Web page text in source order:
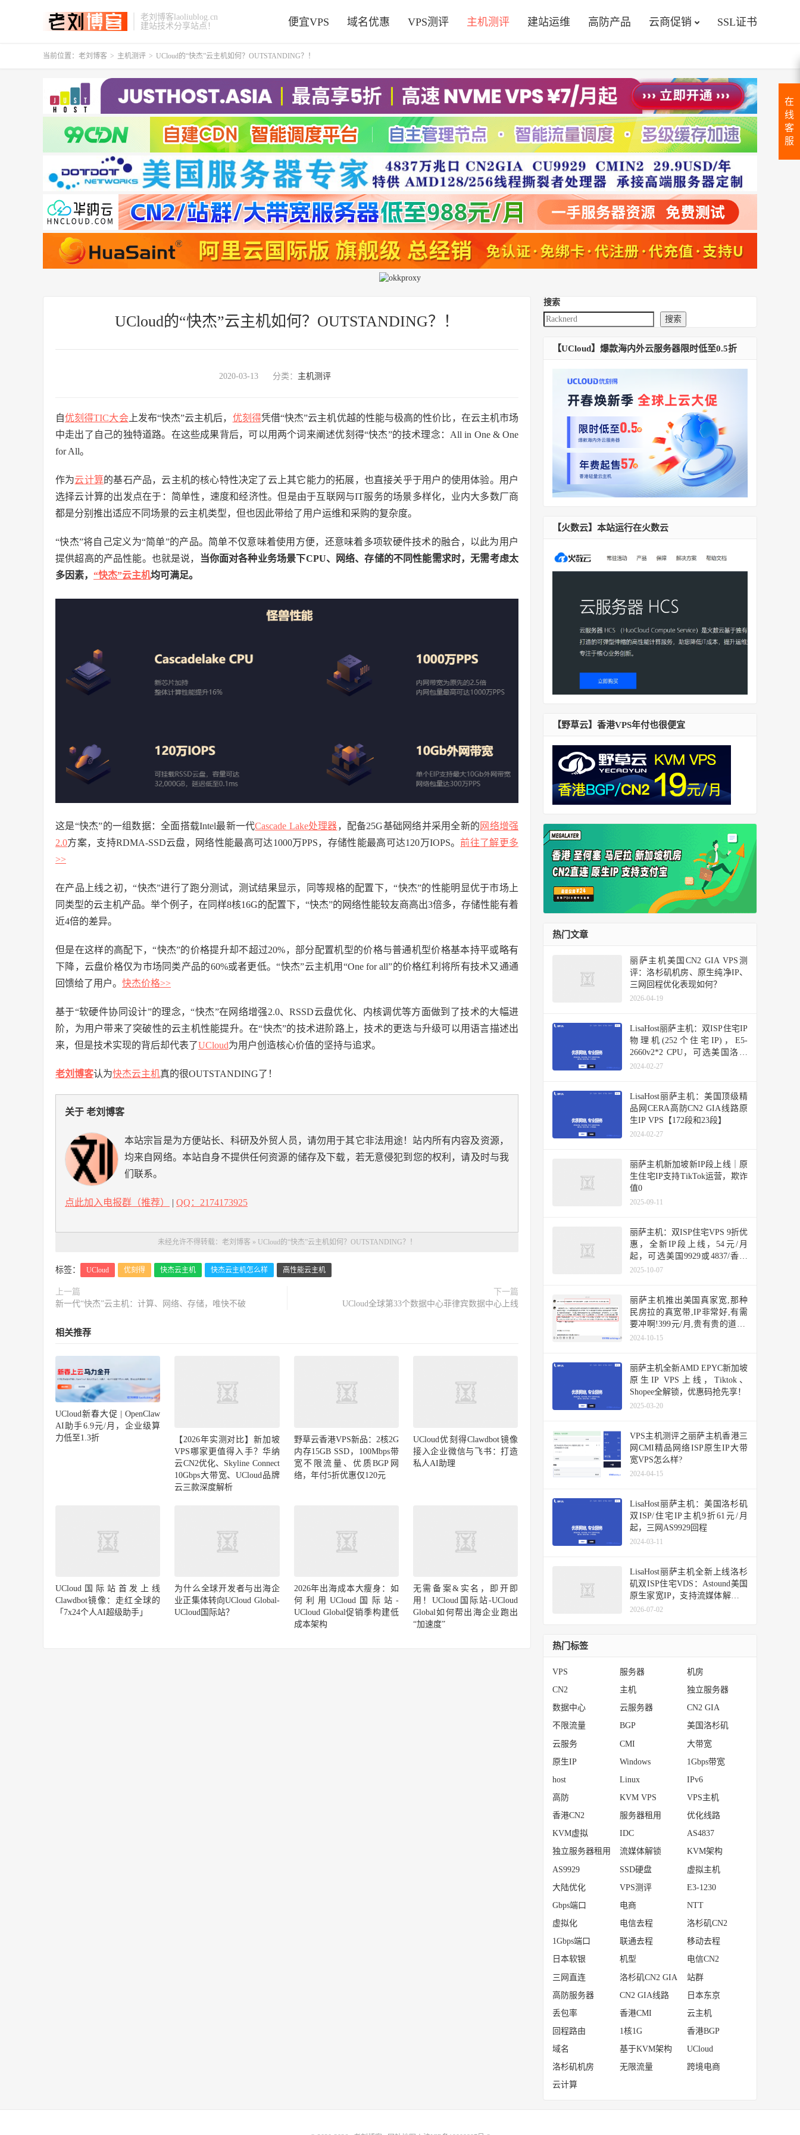
老刘博客laoliublog.cn
建站技术分享站点！
便宜VPS 域名优惠 VPS测评 主机测评 建站运维 高防产品 云商促销 SSL证书
当前位置： 老刘博客 > 主机测评 > UCloud的“快杰”云主机如何？OUTSTANDING？！
UCloud的“快杰”云主机如何？OUTSTANDING？！
2020-03-13 分类： 主机测评
自优刻得TIC大会上发布“快杰”云主机后， 优刻得凭借“快杰”云主机优越的性能与极高的性价比，在云主机市场
中走出了自己的独特道路。在这些成果背后，可以用两个词来阐述优刻得“快杰”的技术理念：All in One & One
for All。
作为云计算的基石产品，云主机的核心特性决定了云上其它能力的拓展，也直接关乎于用户的使用体验。用户
选择云计算的出发点在于：简单性，速度和经济性。但是由于互联网与IT服务的场景多样化，业内大多数厂商
都是分别推出适应不同场景的云主机类型，但也因此带给了用户运维和采购的复杂度。
“快杰”将自己定义为“简单”的产品。简单不仅意味着使用方便，还意味着多项软硬件技术的融合，以此为用户
提供超高的产品性能。也就是说，
当你面对各种业务场景下CPU、网络、存储的不同性能需求时，无需考虑太
多因素， “快杰”云主机均可满足。
这是“快杰”的一组数据：全面搭载Intel最新一代Cascade Lake处理器，配备25G基础网络并采用全新的 网络增强
2.0方案，支持RDMA-SSD云盘，网络性能最高可达1000万PPS，存储性能最高可达120万IOPS。前往了解更多
>>
在产品上线之初，“快杰”进行了跑分测试，测试结果显示，同等规格的配置下，“快杰”的性能明显优于市场上
同类型的云主机产品。举个例子，在同样8核16G的配置下，“快杰”的网络性能较友商高出3倍多，存储性能有着
近4倍的差异。
但是在这样的高配下，“快杰”的价格提升却不超过20%，部分配置机型的价格与普通机型价格基本持平或略有
下降，云盘价格仅为市场同类产品的60%或者更低。“快杰”云主机用“One for all”的价格红利将所有技术又通通
回馈给了用户。 快杰价格>>
基于“软硬件协同设计”的理念，“快杰”在网络增强2.0、RSSD云盘优化、内核调优等方面做到了技术的大幅进
阶，为用户带来了突破性的云主机性能提升。在“快杰”的技术进阶路上，技术的更迭与升级可以用语言描述出
来，但是技术实现的背后却代表了UCloud为用户创造核心价值的坚持与追求。
老刘博客认为快杰云主机真的很OUTSTANDING了！
关于 老刘博客
本站宗旨是为方便站长、科研及外贸人员，请勿用于其它非法用途！站内所有内容及资源，
均来自网络。本站自身不提供任何资源的储存及下载，若无意侵犯到您的权利，请及时与我
们联系。
点此加入电报群（推荐） | QQ：2174173925
未经允许不得转载： 老刘博客 » UCloud的“快杰”云主机如何？OUTSTANDING？！
标签： UCloud 优刻得 快杰云主机 快杰云主机怎么样 高性能云主机
上一篇
新一代“快杰”云主机：计算、网络、存储，唯快不破
下一篇
UCloud全球第33个数据中心菲律宾数据中心上线
相关推荐
UCloud新春大促 | OpenClaw
AI助手6.9元/月，企业级算
力低至1.3折
【2026年实测对比】新加坡
VPS哪家更值得入手？华纳
云CN2优化、Skyline Connect
10Gbps大带宽、UCloud品牌
云三款深度解析
野草云香港VPS新品：2核2G
内存15GB SSD，100Mbps带
宽不限流量、优质BGP网
络，年付5折优惠仅120元
UCloud优刻得Clawdbot镜像
接入企业微信与飞书：打造
私人AI助理
UCloud国际站首发上线
Clawdbot镜像：走红全球的
「7x24个人AI超级助手」
为什么全球开发者与出海企
业正集体转向UCloud Global-
UCloud国际站？
2026年出海成本大瘦身：如
何利用UCloud国际站-
UCloud Global促销季构建低
成本架构
无需备案&实名，即开即
用！UCloud国际站-UCloud
Global如何帮出海企业跑出
“加速度”
搜索
搜索
【UCloud】爆款海内外云服务器限时低至0.5折
【火数云】本站运行在火数云
【野草云】香港VPS年付也很便宜
热门文章
丽萨主机美国CN2 GIA VPS测
评：洛杉矶机房、原生纯净IP、
三网回程优化表现如何？
2026-04-19
LisaHost丽萨主机：双ISP住宅IP
物理机(252个住宅IP)，E5-
2660v2*2 CPU，可选美国洛杉
矶三网回程CN2 GIA国际精品网
2024-02-27
LisaHost丽萨主机：美国顶级精
品网CERA高防CN2 GIA线路原
生IP VPS【172段和23段】
2024-02-27
丽萨主机新加坡新IP段上线｜原
生住宅IP支持TikTok运营，欺诈
值0
2025-09-11
丽萨主机：双ISP住宅VPS 9折优
惠，全新IP段上线，54元/月
起，可选美国9929或4837/香港
CMI/台湾省/新加坡/日本原生IP
2025-10-07
丽萨主机推出美国真家宽,那种
民房拉的真宽带,IP非常好,有需
要冲啊!399元/月,贵有贵的道理,
解锁所有美区服务,陨石级稀缺,
2024-10-15
丽萨主机全新AMD EPYC新加坡
原生IP VPS上线，Tiktok、
Shopee全解锁，优惠码抢先享！
2025-03-20
VPS主机测评之丽萨主机香港三
网CMI精品网络ISP原生IP大带
宽VPS怎么样?
2024-04-15
LisaHost丽萨主机：美国洛杉矶
双ISP/住宅IP主机9折61元/月
起，三网AS9929回程
2024-03-11
LisaHost丽萨主机全新上线洛杉
矶双ISP住宅VDS：Astound美国
原生家宽IP，支持流媒体解锁与
跨境应用
2026-07-02
热门标签
VPS 服务器 机房
CN2 主机 独立服务器
数据中心 云服务器 CN2 GIA
不限流量 BGP 美国洛杉矶
云服务 CMI 大带宽
原生IP Windows 1Gbps带宽
host Linux IPv6
高防 KVM VPS VPS主机
香港CN2 服务器租用 优化线路
KVM虚拟 IDC AS4837
独立服务器租用 流媒体解锁 KVM架构
AS9929 SSD硬盘 虚拟主机
大陆优化 VPS测评 E3-1230
Gbps端口 电商 NTT
虚拟化 电信去程 洛杉矶CN2
1Gbps端口 联通去程 移动去程
日本软银 机型 电信CN2
三网直连 洛杉矶CN2 GIA 站群
高防服务器 CN2 GIA线路 日本东京
丢包率 香港CMI 云主机
回程路由 1核1G 香港BGP
域名 基于KVM架构 UCloud
洛杉矶机房 无限流量 跨境电商
云计算
在
线
客
服